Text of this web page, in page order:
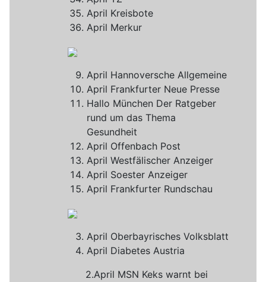
April Kreisbote
April Merkur
April Hannoversche Allgemeine
April Frankfurter Neue Presse
Hallo München Der Ratgeber
rund um das Thema
Gesundheit
April Offenbach Post
April Westfälischer Anzeiger
April Soester Anzeiger
April Frankfurter Rundschau
April Oberbayrisches Volksblatt
April Diabetes Austria
2.April MSN Keks warnt bei